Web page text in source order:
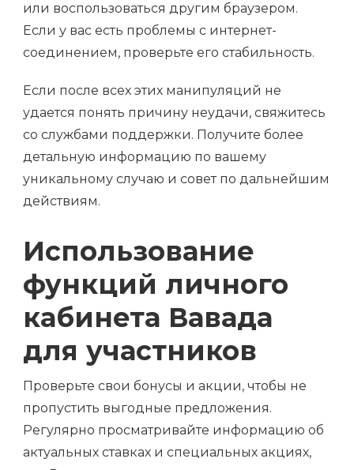
или воспользоваться другим браузером.
Если у вас есть проблемы с интернет-
соединением, проверьте его стабильность.
Если после всех этих манипуляций не
удается понять причину неудачи, свяжитесь
со службами поддержки. Получите более
детальную информацию по вашему
уникальному случаю и совет по дальнейшим
действиям.
Использование
функций личного
кабинета Вавада
для участников
Проверьте свои бонусы и акции, чтобы не
пропустить выгодные предложения.
Регулярно просматривайте информацию об
актуальных ставках и специальных акциях,